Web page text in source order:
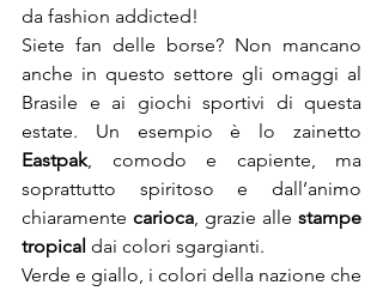
da fashion addicted!
Siete fan delle borse? Non mancano
anche in questo settore gli omaggi al
Brasile e ai giochi sportivi di questa
Eastpak, comodo e capiente, ma
soprattutto spiritoso e dall’animo
chiaramente carioca, grazie alle stampe
tropical dai colori sgargianti.
Verde e giallo, i colori della nazione che